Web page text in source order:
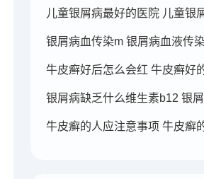
儿童银屑病最好的医院 儿童银
银屑病血传染m 银屑病血液传